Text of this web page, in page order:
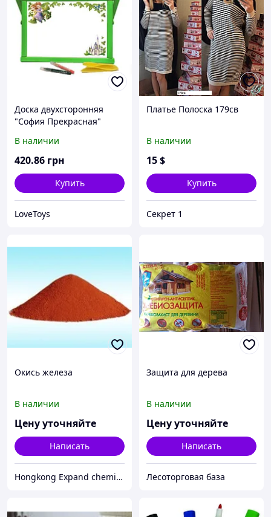
Доска двухсторонняя
"София Прекрасная"
В наличии
420.86 грн
Купить
LoveToys
Платье Полоска 179св
В наличии
15$
Купить
Секрет 1
Окись железа
В наличии
Цену уточняйте
Написать
Hongkong Expand chemicals limited
Защита для дерева
В наличии
Цену уточняйте
Написать
Лесоторговая база